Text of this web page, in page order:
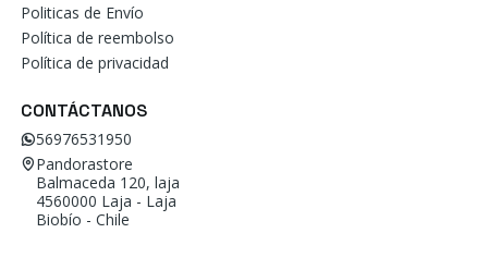
Politicas de Envío
Política de reembolso
Política de privacidad
CONTÁCTANOS
56976531950
Pandorastore
Balmaceda 120, laja
4560000 Laja - Laja
Biobío - Chile